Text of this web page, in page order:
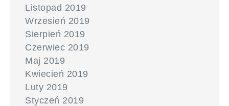
Listopad 2019
Wrzesień 2019
Sierpień 2019
Czerwiec 2019
Maj 2019
Kwiecień 2019
Luty 2019
Styczeń 2019